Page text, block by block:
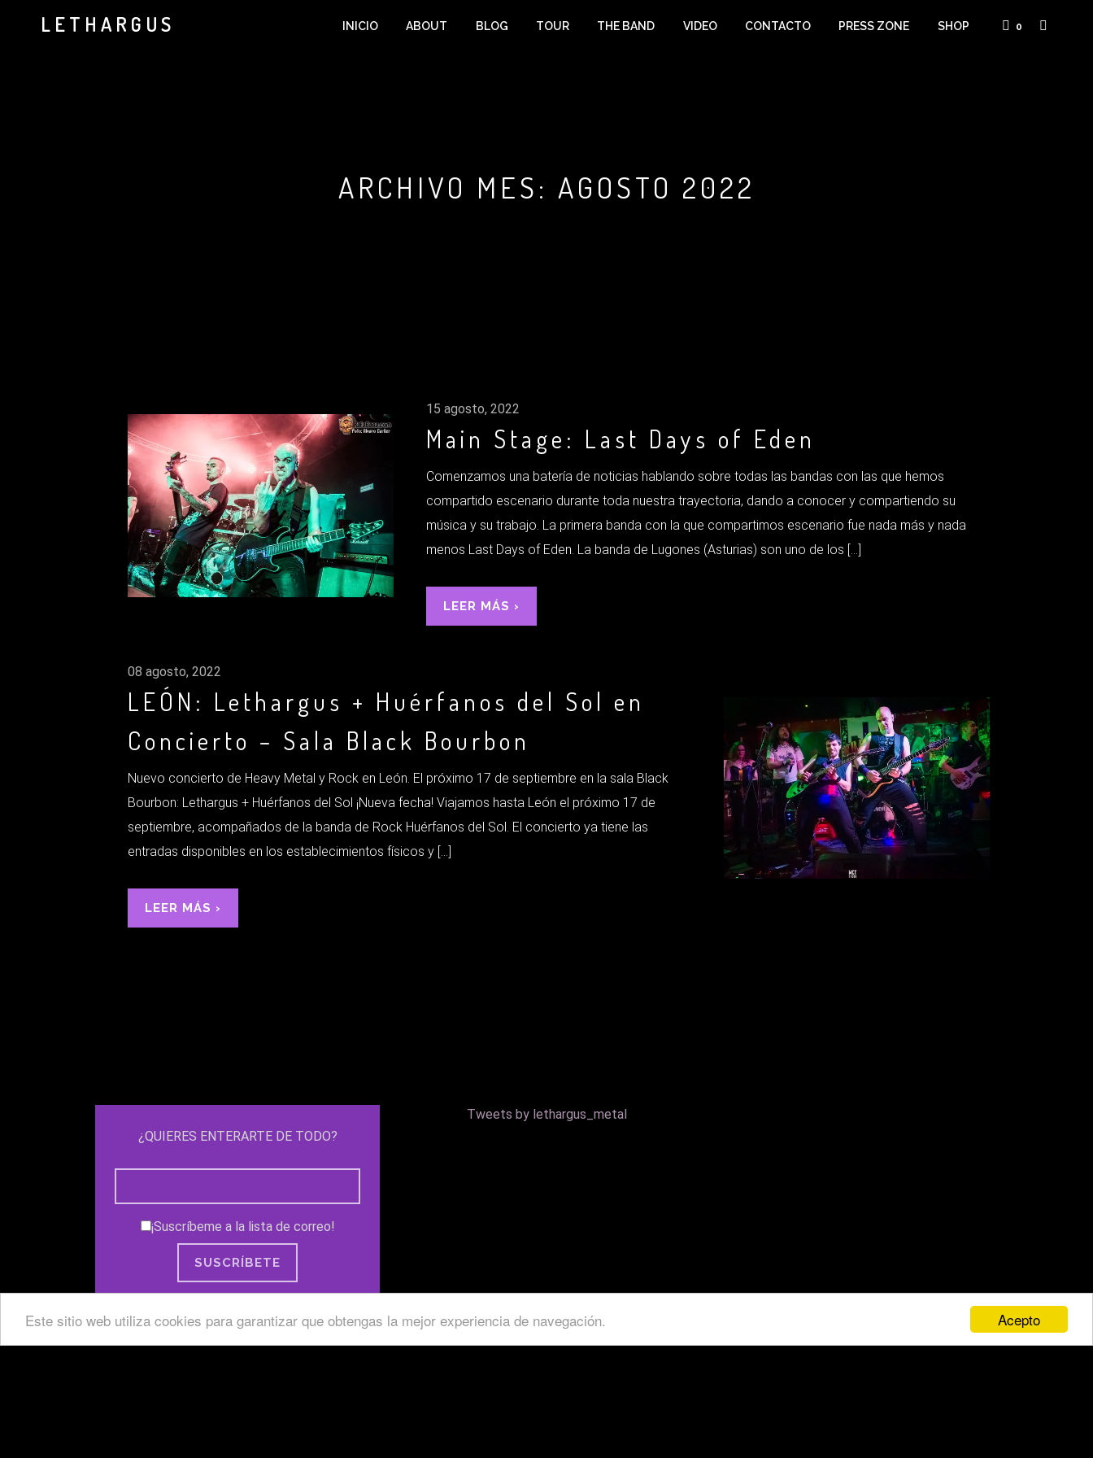
Acepto
Este sitio web utiliza cookies para garantizar que obtengas la mejor experiencia de navegación.
LETHARGUS INICIO ABOUT BLOG TOUR THE BAND VIDEO CONTACTO PRESS ZONE SHOP 0
ARCHIVO MES: AGOSTO 2022
15 agosto, 2022
Main Stage: Last Days of Eden
Comenzamos una batería de noticias hablando sobre todas las bandas con las que hemos
compartido escenario durante toda nuestra trayectoria, dando a conocer y compartiendo su
música y su trabajo. La primera banda con la que compartimos escenario fue nada más y nada
menos Last Days of Eden. La banda de Lugones (Asturias) son uno de los […]
LEER MÁS ›
08 agosto, 2022
LEÓN: Lethargus + Huérfanos del Sol en
Concierto – Sala Black Bourbon
Nuevo concierto de Heavy Metal y Rock en León. El próximo 17 de septiembre en la sala Black
Bourbon: Lethargus + Huérfanos del Sol ¡Nueva fecha! Viajamos hasta León el próximo 17 de
septiembre, acompañados de la banda de Rock Huérfanos del Sol. El concierto ya tiene las
entradas disponibles en los establecimientos físicos y […]
LEER MÁS ›
¿QUIERES ENTERARTE DE TODO?
¡Suscríbeme a la lista de correo!
Tweets by lethargus_metal